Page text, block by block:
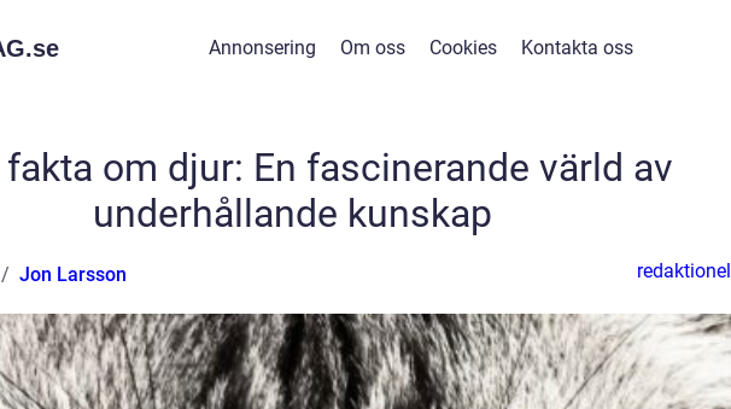
se Annonsering Om oss Cookies Kontakta oss
fakta om djur: En fascinerande värld av
underhållande kunskap
Jon Larsson redaktionel